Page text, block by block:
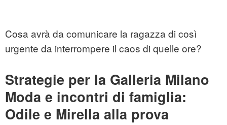
Cosa avrà da comunicare la ragazza di così
urgente da interrompere il caos di quelle ore?
Strategie per la Galleria Milano
Moda e incontri di famiglia:
Odile e Mirella alla prova